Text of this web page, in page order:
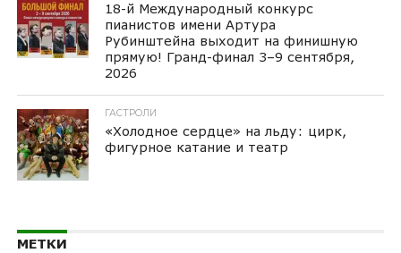
18-й Международный конкурс
пианистов имени Артура
Рубинштейна выходит на финишную
прямую! Гранд-финал 3–9 сентября,
2026
ГАСТРОЛИ
«Холодное сердце» на льду: цирк,
фигурное катание и театр
МЕТКИ